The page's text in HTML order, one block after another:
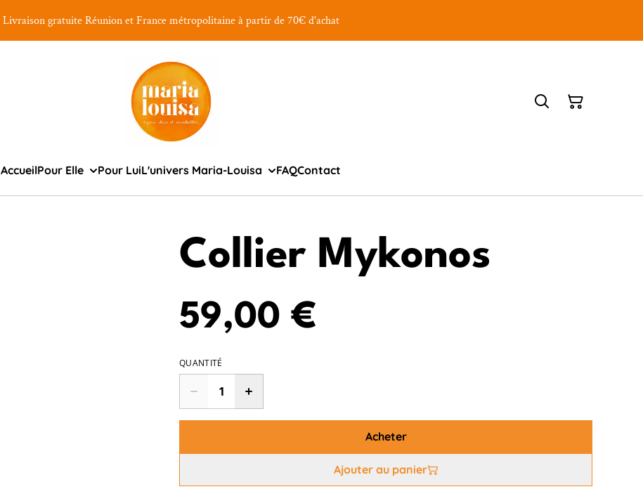
Livraison gratuite Réunion et France métropolitaine à partir de 70€ d'achat
AccueilPour Elle Pour LuiL'univers Maria-Louisa FAQContact
Collier Mykonos
59,00 €
QUANTITÉ
Acheter
Ajouter au panier